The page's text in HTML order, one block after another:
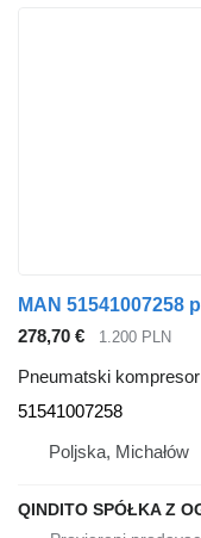
278,70 € 1.200 PLN
Pneumatski kompresor
51541007258
Poljska, Michałów